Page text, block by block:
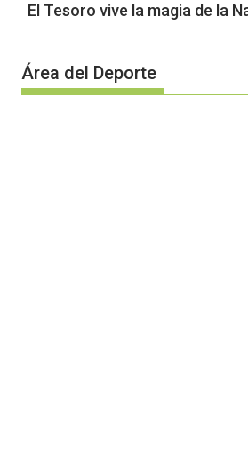
El Tesoro vive la magia de la
Área del Deporte